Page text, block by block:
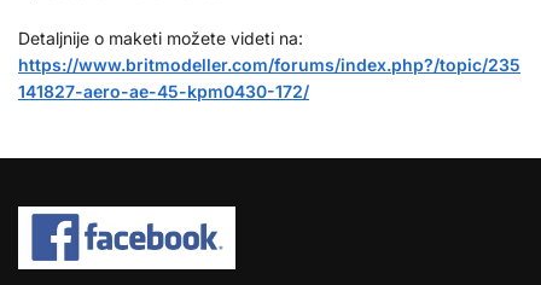
Detaljnije o maketi možete videti na:
https://www.britmodeller.com/forums/index.php?/topic/235
141827-aero-ae-45-kpm0430-172/